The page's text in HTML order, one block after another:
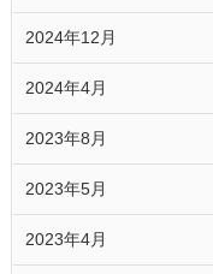
2024年12月
2024年4月
2023年8月
2023年5月
2023年4月